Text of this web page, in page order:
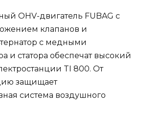
OHV-двигатель FUBAG с
клапанов и
с медными
и статора обеспечат высокий
TI 800. От
защищает
система воздушного